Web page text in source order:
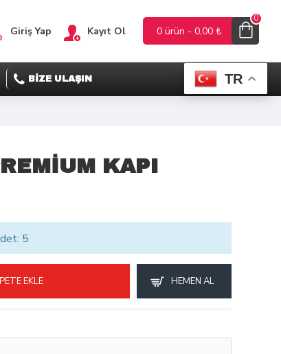
TR
Giriş Yap Kayıt Ol 0 ürün - 0,00 ₺
0
BİZE ULAŞIN
KAPI
EKLE HEMEN AL
5